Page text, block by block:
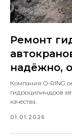
Ремонт
надёжно,
Компания O-RING
гидроцилиндров
качества.
01.01.2026